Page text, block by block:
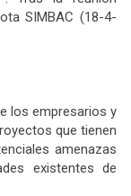
SIMBAC (18-4-
los empresarios y
que tienen
amenazas
existentes de